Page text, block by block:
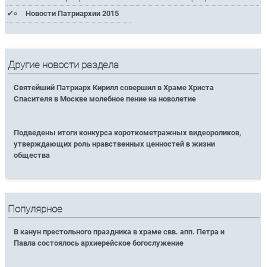
Новости Патриархии 2015
Другие новости раздела
Святейший Патриарх Кирилл совершил в Храме Христа
Спасителя в Москве молебное пение на новолетие
Подведены итоги конкурса короткометражных видеороликов,
утверждающих роль нравственных ценностей в жизни
общества
Популярное
В канун престольного праздника в храме свв. апп. Петра и
Павла состоялось архиерейское богослужение